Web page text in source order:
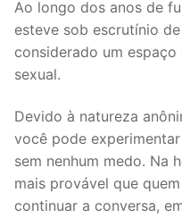
Ao longo dos anos de
esteve sob escrutínio
considerado um
sexual.
Devido à natureza
você pode
sem nenhum medo. Na
mais provável que
continuar a conversa,